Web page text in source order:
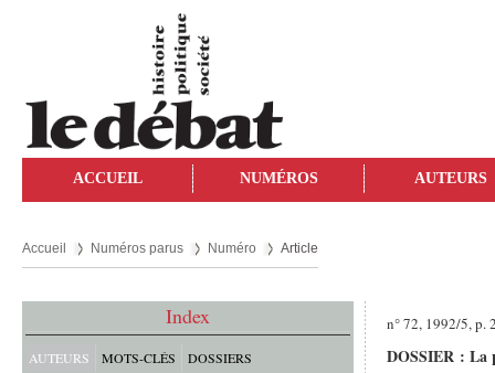
ACCUEIL NUMÉROS AUTEURS
Accueil Numéros parus Numéro Article
Index
AUTEURS MOTS-CLÉS DOSSIERS
n° 72, 1992/5, p.
DOSSIER : La